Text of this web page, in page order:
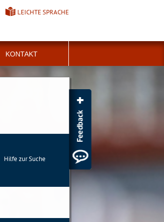
LEICHTE SPRACHE
KONTAKT
Hilfe zur Suche